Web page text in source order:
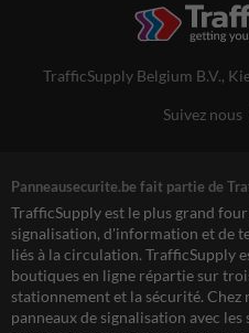
TrafficSupply Belgium B.V.,
Suivez nous
Panneausecurite.be fait partie de
TrafficSupply est le plus grand
signalisation, d'information et de
liés à la circulation. TrafficSupply
boutiques en ligne répartie sur
stationnement et la sécurité. Chez
panneaux de signalisation avec